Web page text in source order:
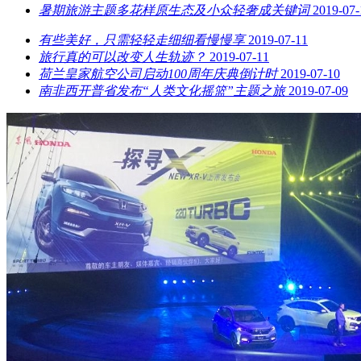
暑期旅游主题多花样原生态及小众轻奢成关键词 2019-
有些美好，只需轻轻走细细看慢慢享 2019-07-11
旅行真的可以改变人生轨迹？ 2019-07-11
荷兰皇家航空公司启动100周年庆典倒计时 2019-07-10
南非西开普省发布“人类文化摇篮”主题之旅 2019-07-09